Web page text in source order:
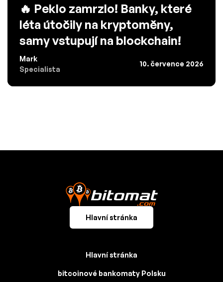
🔥 Peklo zamrzlo! Banky, které
léta útočily na kryptoměny,
samy vstupují na blockchain!
Mark
Specialista
10. července 2026
Hlavní stránka
Hlavní stránka
bitcoinové bankomaty Polsku